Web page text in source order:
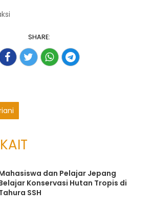
SHARE:
dan Pelajar Jepang
Konservasi Hutan Tropis di
SSH